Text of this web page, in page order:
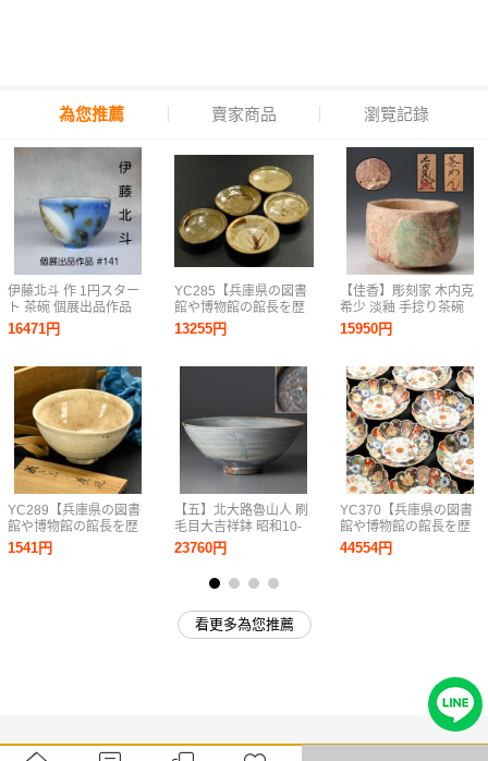
為您推薦 賣家商品 瀏覽記錄
伊藤北斗 作 1円スター
ト 茶碗 個展出品作品
高さ8.5cm 直径13cm
銘あり 真作保証 共箱
道(人間国宝)
16471円
YC289【兵庫県の図書
館や博物館の館長を歴
任された歴史研究家遺
族委託品】茶道具 江
1541円
YC285【兵庫県の図書
館や博物館の館長を歴
任された歴史研究家遺
族委託品】江戸時代初
13255円
【五】北大路魯山人 刷
毛目大吉祥鉢 昭和10-
20年頃 共箱無
23760円
【佳香】彫刻家 木内克
希少 淡釉 手捻り茶碗
共箱 茶道具 本物保証
15950円
YC370【兵庫県の図書
館や博物館の館長を歴
任された歴史研究家遺
族委託品】江戸時代
44554円
看更多為您推薦